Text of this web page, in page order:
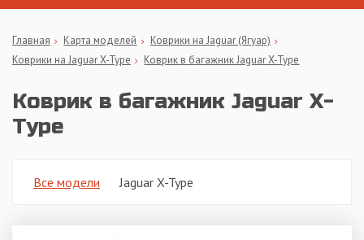
Главная Карта моделей
Коврики на Jaguar (Ягуар)
Коврики на Jaguar X-Type
Коврик в багажник Jaguar X-Type
Коврик в багажник Jaguar X-
Type
Все модели Jaguar X-Type